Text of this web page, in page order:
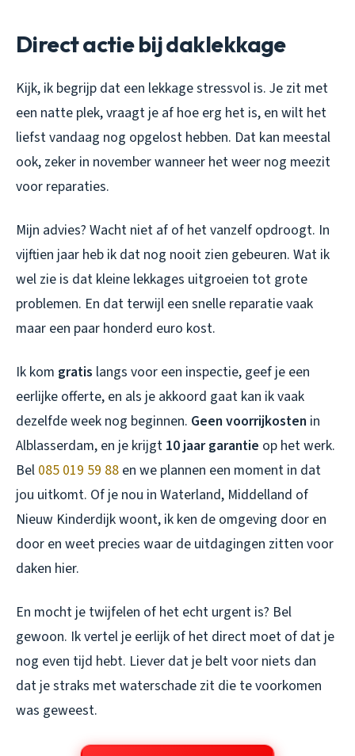
Direct actie bij daklekkage
Kijk, ik begrijp dat een lekkage stressvol is. Je zit met
een natte plek, vraagt je af hoe erg het is, en wilt het
liefst vandaag nog opgelost hebben. Dat kan meestal
ook, zeker in november wanneer het weer nog meezit
voor reparaties.
Mijn advies? Wacht niet af of het vanzelf opdroogt. In
vijftien jaar heb ik dat nog nooit zien gebeuren. Wat ik
wel zie is dat kleine lekkages uitgroeien tot grote
problemen. En dat terwijl een snelle reparatie vaak
maar een paar honderd euro kost.
Ik kom gratis langs voor een inspectie, geef je een
eerlijke offerte, en als je akkoord gaat kan ik vaak
dezelfde week nog beginnen. Geen voorrijkosten in
Alblasserdam, en je krijgt 10 jaar garantie op het werk.
Bel 085 019 59 88 en we plannen een moment in dat
jou uitkomt. Of je nou in Waterland, Middelland of
Nieuw Kinderdijk woont, ik ken de omgeving door en
door en weet precies waar de uitdagingen zitten voor
daken hier.
En mocht je twijfelen of het echt urgent is? Bel
gewoon. Ik vertel je eerlijk of het direct moet of dat je
nog even tijd hebt. Liever dat je belt voor niets dan
dat je straks met waterschade zit die te voorkomen
was geweest.